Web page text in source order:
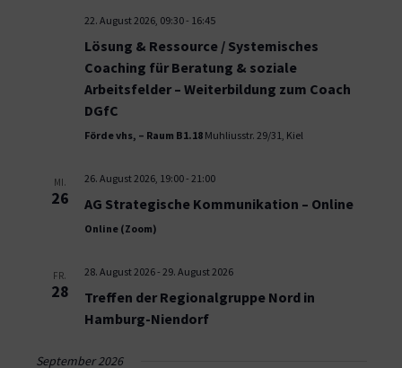
22. August 2026, 09:30- 16:45
Lösung & Ressource / Systemisches
Coaching für Beratung & soziale
Arbeitsfelder – Weiterbildung zum Coach
DGfC
Förde vhs, – Raum B1.18 Muhliusstr. 29/31, Kiel
MI.
26
26. August 2026, 19:00- 21:00
AG Strategische Kommunikation – Online
Online (Zoom)
FR.
28
28. August 2026- 29. August 2026
Treffen der Regionalgruppe Nord in
Hamburg-Niendorf
September 2026